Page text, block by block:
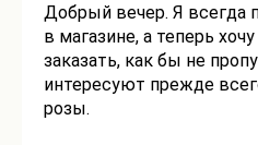
Добрый вечер. Я всегда
в магазине, а теперь
заказать, как бы не
интересуют прежде
розы.